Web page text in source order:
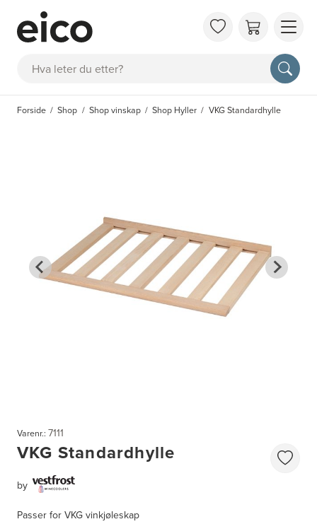
Søk
OM
FAQ
Forside Shop Shop vinskap Shop Hyller VKG Standardhylle
Varenr.: 7111
VKG Standardhylle
by
Passer for VKG vinkjøleskap